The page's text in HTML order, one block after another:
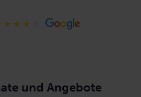
und Angebote